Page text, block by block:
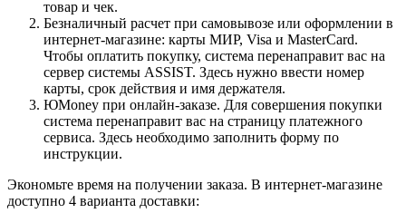
товар и чек.
Безналичный расчет при самовывозе или оформлении в
интернет-магазине: карты МИР, Visa и MasterCard.
Чтобы оплатить покупку, система перенаправит вас на
сервер системы ASSIST. Здесь нужно ввести номер
карты, срок действия и имя держателя.
ЮMoney при онлайн-заказе. Для совершения покупки
система перенаправит вас на страницу платежного
сервиса. Здесь необходимо заполнить форму по
инструкции.
Экономьте время на получении заказа. В интернет-магазине
доступно 4 варианта доставки: